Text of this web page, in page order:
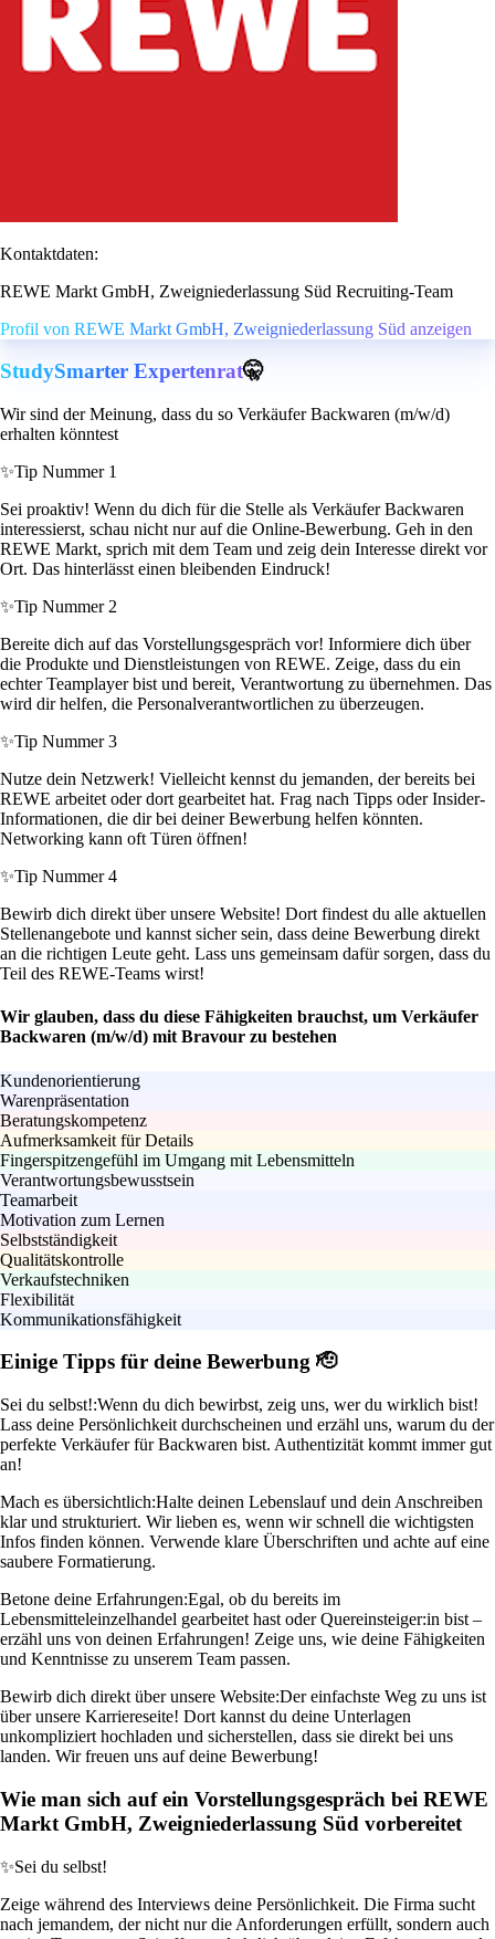
Kontaktdaten:
REWE Markt GmbH, Zweigniederlassung Süd Recruiting-Team
Profil von REWE Markt GmbH, Zweigniederlassung Süd anzeigen
StudySmarter Expertenrat🤫
Wir sind der Meinung, dass du so Verkäufer Backwaren (m/w/d)
erhalten könntest
✨Tip Nummer 1
Sei proaktiv! Wenn du dich für die Stelle als Verkäufer Backwaren
interessierst, schau nicht nur auf die Online-Bewerbung. Geh in den
REWE Markt, sprich mit dem Team und zeig dein Interesse direkt vor
Ort. Das hinterlässt einen bleibenden Eindruck!
✨Tip Nummer 2
Bereite dich auf das Vorstellungsgespräch vor! Informiere dich über
die Produkte und Dienstleistungen von REWE. Zeige, dass du ein
echter Teamplayer bist und bereit, Verantwortung zu übernehmen. Das
wird dir helfen, die Personalverantwortlichen zu überzeugen.
✨Tip Nummer 3
Nutze dein Netzwerk! Vielleicht kennst du jemanden, der bereits bei
REWE arbeitet oder dort gearbeitet hat. Frag nach Tipps oder Insider-
Informationen, die dir bei deiner Bewerbung helfen könnten.
Networking kann oft Türen öffnen!
✨Tip Nummer 4
Bewirb dich direkt über unsere Website! Dort findest du alle aktuellen
Stellenangebote und kannst sicher sein, dass deine Bewerbung direkt
an die richtigen Leute geht. Lass uns gemeinsam dafür sorgen, dass du
Teil des REWE-Teams wirst!
Wir glauben, dass du diese Fähigkeiten brauchst, um Verkäufer
Backwaren (m/w/d) mit Bravour zu bestehen
Kundenorientierung
Warenpräsentation
Beratungskompetenz
Aufmerksamkeit für Details
Fingerspitzengefühl im Umgang mit Lebensmitteln
Verantwortungsbewusstsein
Teamarbeit
Motivation zum Lernen
Selbstständigkeit
Qualitätskontrolle
Verkaufstechniken
Flexibilität
Kommunikationsfähigkeit
Einige Tipps für deine Bewerbung 🫡
Sei du selbst!:Wenn du dich bewirbst, zeig uns, wer du wirklich bist!
Lass deine Persönlichkeit durchscheinen und erzähl uns, warum du der
perfekte Verkäufer für Backwaren bist. Authentizität kommt immer gut
an!
Mach es übersichtlich:Halte deinen Lebenslauf und dein Anschreiben
klar und strukturiert. Wir lieben es, wenn wir schnell die wichtigsten
Infos finden können. Verwende klare Überschriften und achte auf eine
saubere Formatierung.
Betone deine Erfahrungen:Egal, ob du bereits im
Lebensmitteleinzelhandel gearbeitet hast oder Quereinsteiger:in bist –
erzähl uns von deinen Erfahrungen! Zeige uns, wie deine Fähigkeiten
und Kenntnisse zu unserem Team passen.
Bewirb dich direkt über unsere Website:Der einfachste Weg zu uns ist
über unsere Karriereseite! Dort kannst du deine Unterlagen
unkompliziert hochladen und sicherstellen, dass sie direkt bei uns
landen. Wir freuen uns auf deine Bewerbung!
Wie man sich auf ein Vorstellungsgespräch bei REWE
Markt GmbH, Zweigniederlassung Süd vorbereitet
✨Sei du selbst!
Zeige während des Interviews deine Persönlichkeit. Die Firma sucht
nach jemandem, der nicht nur die Anforderungen erfüllt, sondern auch